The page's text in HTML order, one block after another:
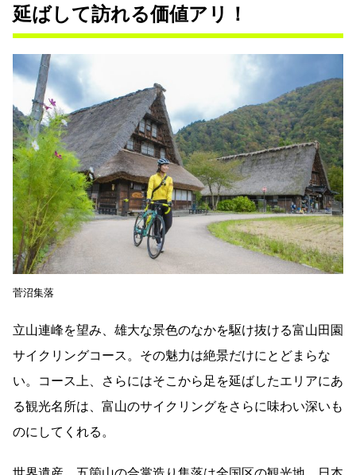
延ばして訪れる価値アリ！
菅沼集落
立山連峰を望み、雄大な景色のなかを駆け抜ける富山田園
サイクリングコース。その魅力は絶景だけにとどまらな
い。コース上、さらにはそこから足を延ばしたエリアにあ
る観光名所は、富山のサイクリングをさらに味わい深いも
のにしてくれる。